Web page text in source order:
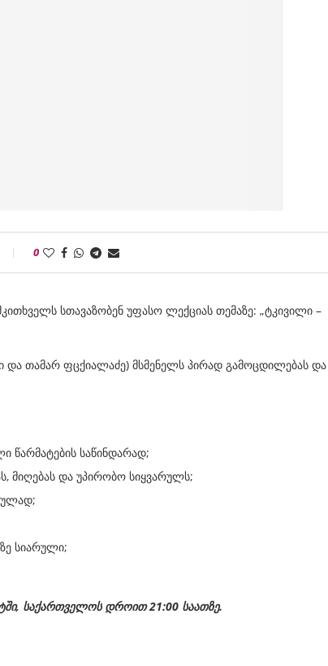
0
სთავაზობენ უფასო ლექციას თემაზე: „ტკივილი –
თამარ ფცქიალაძე) მსმენელს პირად გამოცდილებას და
წარმატების საწინდარად;
მიღებას და უპირობო სიყვარულს;
სიარული;
საქართველოს დროით 21:00 საათზე.